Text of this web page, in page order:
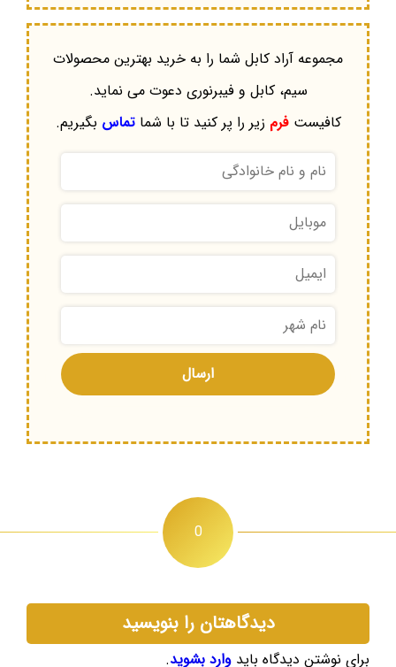
مجموعه آراد کابل شما را به خرید بهترین محصولات
سیم، کابل و فیبرنوری دعوت می نماید.
کافیستفرم زیر را پر کنید تا با شماتماس بگیریم.
0
دیدگاهتان را بنویسید
برای نوشتن دیدگاه باید وارد بشوید.